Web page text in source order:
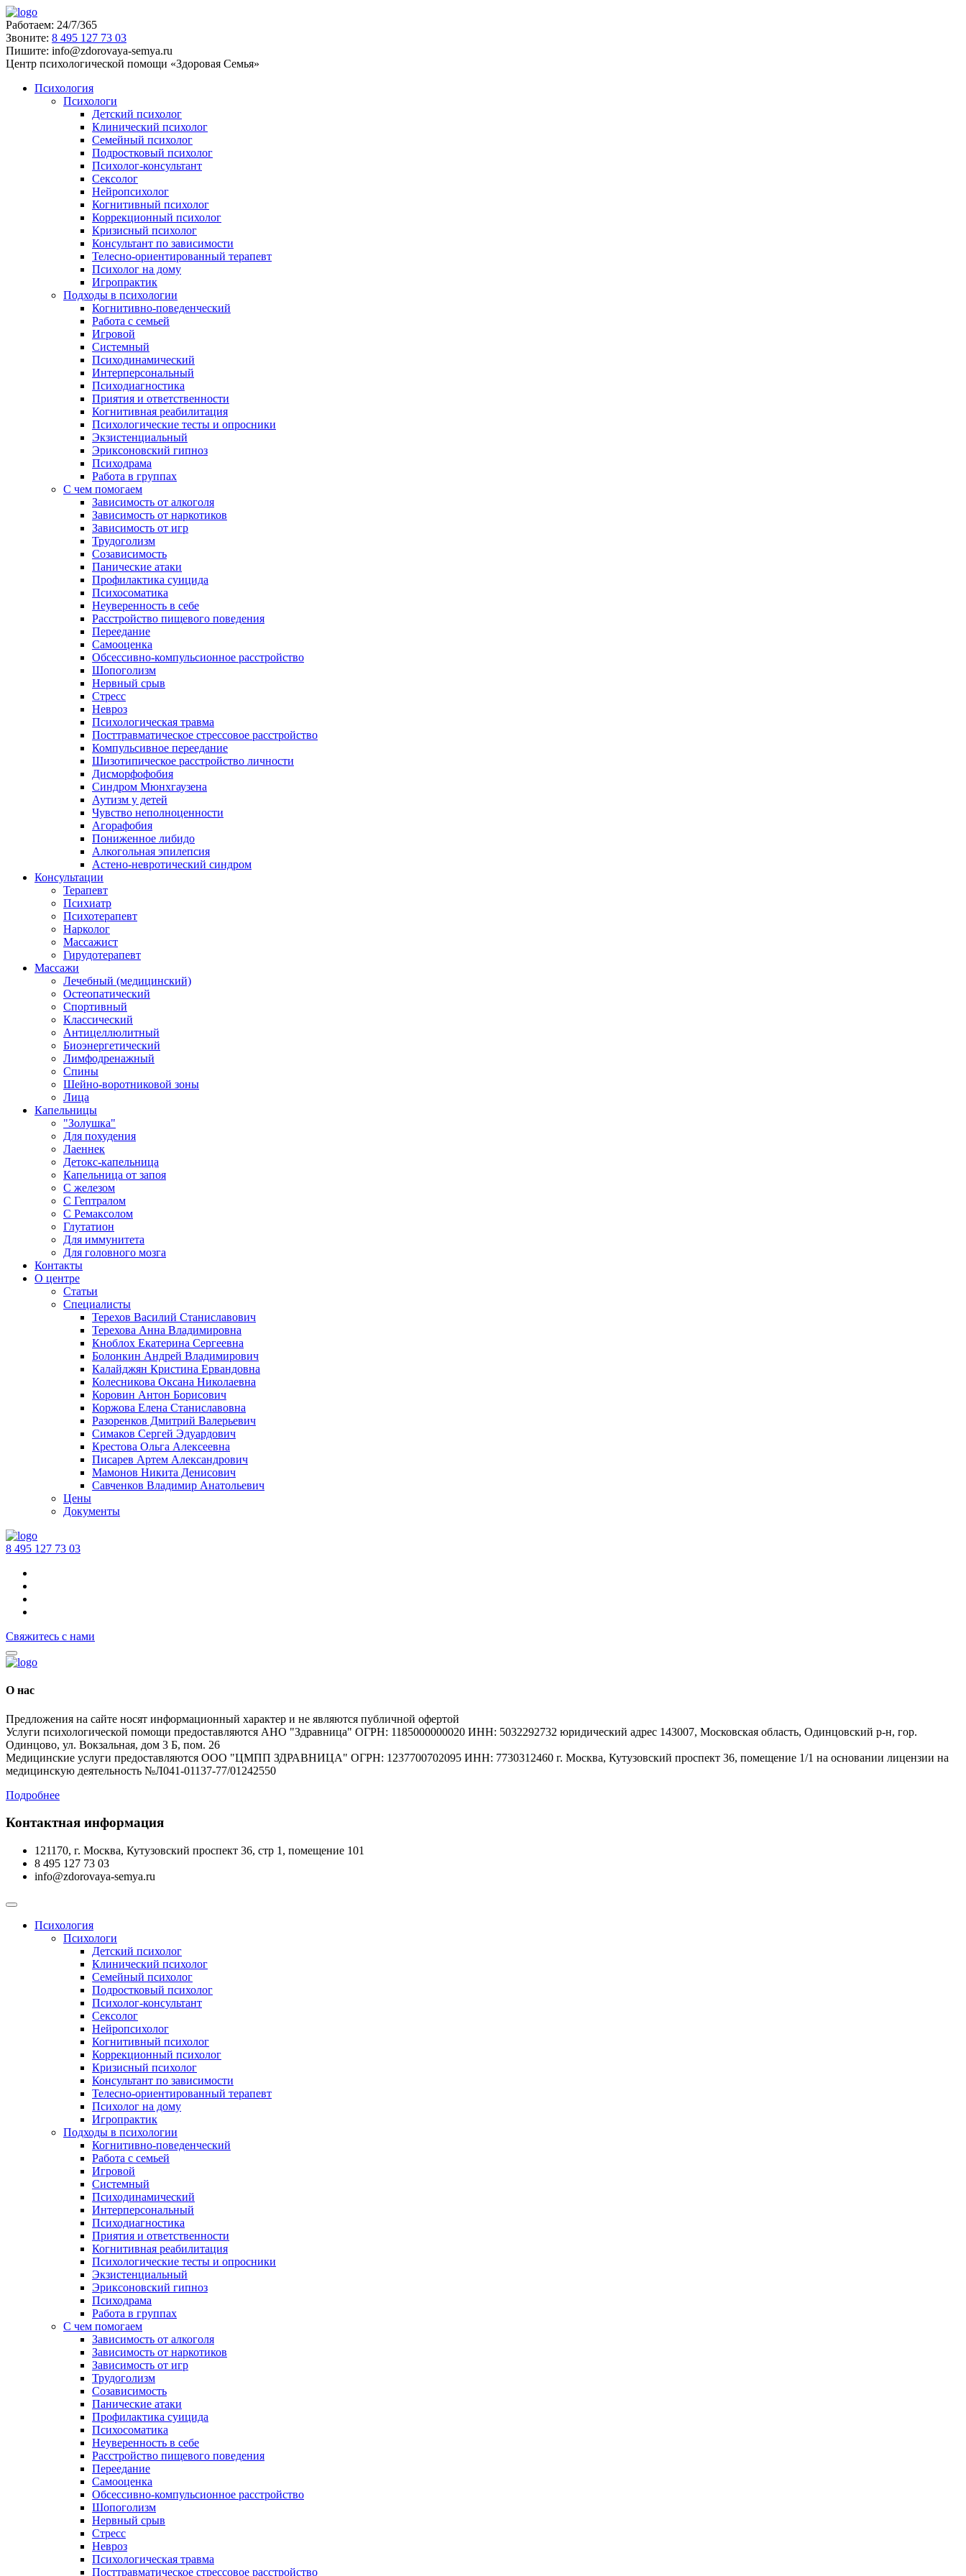
Работаем: 24/7/365
Звоните: ‪8 495 127 73 03
Пишите: info@zdorovaya-semya.ru
Центр психологической помощи «Здоровая Семья»
Психология
Психологи
Детский психолог
Клинический психолог
Семейный психолог
Подростковый психолог
Психолог-консультант
Сексолог
Нейропсихолог
Когнитивный психолог
Коррекционный психолог
Кризисный психолог
Консультант по зависимости
Телесно-ориентированный терапевт
Психолог на дому
Игропрактик
Подходы в психологии
Когнитивно-поведенческий
Работа с семьей
Игровой
Системный
Психодинамический
Интерперсональный
Психодиагностика
Приятия и ответственности
Когнитивная реабилитация
Психологические тесты и опросники
Экзистенциальный
Эриксоновский гипноз
Психодрама
Работа в группах
С чем помогаем
Зависимость от алкоголя
Зависимость от наркотиков
Зависимость от игр
Трудоголизм
Созависимость
Панические атаки
Профилактика суицида
Психосоматика
Неуверенность в себе
Расстройство пищевого поведения
Переедание
Самооценка
Обсессивно-компульсионное расстройство
Шопоголизм
Нервный срыв
Стресс
Невроз
Психологическая травма
Посттравматическое стрессовое расстройство
Компульсивное переедание
Шизотипическое расстройство личности
Дисморфофобия
Синдром Мюнхгаузена
Аутизм у детей
Чувство неполноценности
Агорафобия
Пониженное либидо
Алкогольная эпилепсия
Астено-невротический синдром
Консультации
Терапевт
Психиатр
Психотерапевт
Нарколог
Массажист
Гирудотерапевт
Массажи
Лечебный (медицинский)
Остеопатический
Спортивный
Классический
Антицеллюлитный
Биоэнергетический
Лимфодренажный
Спины
Шейно-воротниковой зоны
Лица
Капельницы
"Золушка"
Для похудения
Лаеннек
Детокс-капельница
Капельница от запоя
С железом
С Гептралом
С Ремаксолом
Глутатион
Для иммунитета
Для головного мозга
Контакты
О центре
Статьи
Специалисты
Терехов Василий Станиславович
Терехова Анна Владимировна
Кноблох Екатерина Сергеевна
Болонкин Андрей Владимирович
Калайджян Кристина Ервандовна
Колесникова Оксана Николаевна
Коровин Антон Борисович
Коржова Елена Станиславовна
Разоренков Дмитрий Валерьевич
Симаков Сергей Эдуардович
Крестова Ольга Алексеевна
Писарев Артем Александрович
Мамонов Никита Денисович
Савченков Владимир Анатольевич
Цены
Документы
‪8 495 127 73 03
Свяжитесь с нами
О нас
Предложения на сайте носят информационный характер и не являются публичной офертой
Услуги психологической помощи предоставляются АНО "Здравница" ОГРН: 1185000000020 ИНН: 5032292732 юридический адрес 143007, Московская область, Одинцовский р-н, гор.
Одинцово, ул. Вокзальная, дом 3 Б, пом. 26
Медицинские услуги предоставляются ООО "ЦМПП ЗДРАВНИЦА" ОГРН: 1237700702095 ИНН: 7730312460 г. Москва, Кутузовский проспект 36, помещение 1/1 на основании лицензии на
медицинскую деятельность №Л041-01137-77/01242550
Подробнее
Контактная информация
121170, г. Москва, Кутузовский проспект 36, стр 1, помещение 101
‪8 495 127 73 03
info@zdorovaya-semya.ru
Психология
Психологи
Детский психолог
Клинический психолог
Семейный психолог
Подростковый психолог
Психолог-консультант
Сексолог
Нейропсихолог
Когнитивный психолог
Коррекционный психолог
Кризисный психолог
Консультант по зависимости
Телесно-ориентированный терапевт
Психолог на дому
Игропрактик
Подходы в психологии
Когнитивно-поведенческий
Работа с семьей
Игровой
Системный
Психодинамический
Интерперсональный
Психодиагностика
Приятия и ответственности
Когнитивная реабилитация
Психологические тесты и опросники
Экзистенциальный
Эриксоновский гипноз
Психодрама
Работа в группах
С чем помогаем
Зависимость от алкоголя
Зависимость от наркотиков
Зависимость от игр
Трудоголизм
Созависимость
Панические атаки
Профилактика суицида
Психосоматика
Неуверенность в себе
Расстройство пищевого поведения
Переедание
Самооценка
Обсессивно-компульсионное расстройство
Шопоголизм
Нервный срыв
Стресс
Невроз
Психологическая травма
Посттравматическое стрессовое расстройство